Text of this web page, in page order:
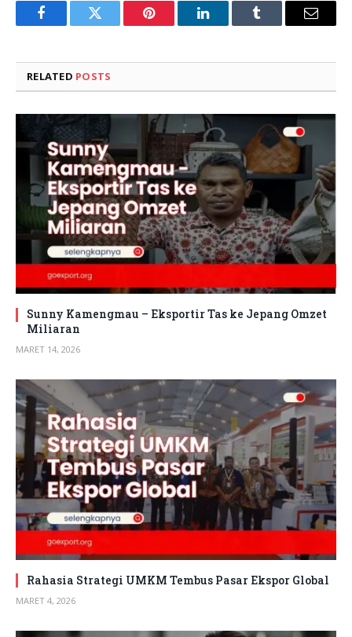
FacebookTwitter Pinterest LinkedInTumblr Email
RELATED POSTS
Sunny Kamengmau – Eksportir Tas ke Jepang Omzet
Miliaran
MARET 14, 2026
Rahasia Strategi UMKM Tembus Pasar Ekspor Global
MARET 4, 2026